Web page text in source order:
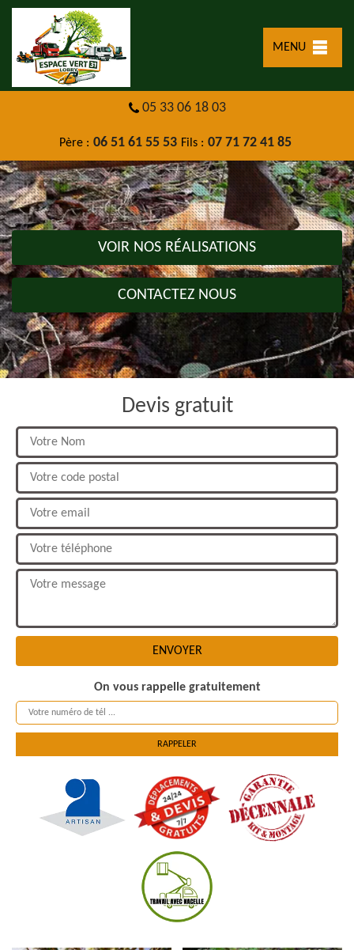
MENU
05 33 06 18 03
Père : 06 51 61 55 53 Fils : 07 71 72 41 85
VOIR NOS RÉALISATIONS
CONTACTEZ NOUS
Devis gratuit
On vous rappelle gratuitement